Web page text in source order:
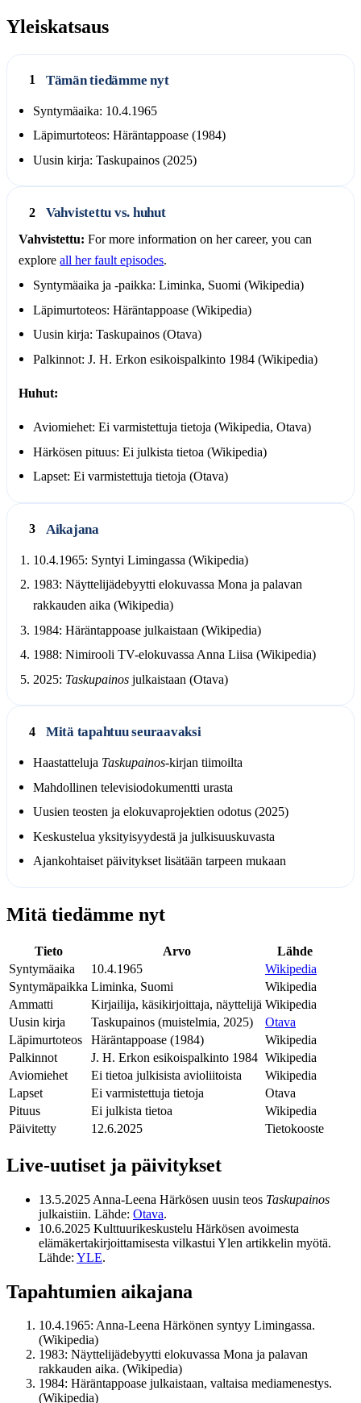
Yleiskatsaus
1 Tämän tiedämme nyt
Syntymäaika: 10.4.1965
Läpimurtoteos: Häräntappoase (1984)
Uusin kirja: Taskupainos (2025)
2
Vahvistettu vs. huhut
Vahvistettu: For more information on her career, you can
exploreall her fault episodes.
Syntymäaika ja -paikka: Liminka, Suomi (Wikipedia)
Läpimurtoteos: Häräntappoase (Wikipedia)
Uusin kirja: Taskupainos (Otava)
Palkinnot: J. H. Erkon esikoispalkinto 1984 (Wikipedia)
Huhut:
Aviomiehet: Ei varmistettuja tietoja (Wikipedia, Otava)
Härkösen pituus: Ei julkista tietoa (Wikipedia)
Lapset: Ei varmistettuja tietoja (Otava)
3 Aikajana
10.4.1965: Syntyi Limingassa (Wikipedia)
1983: Näyttelijädebyytti elokuvassa Mona ja palavan
rakkauden aika (Wikipedia)
1984: Häräntappoase julkaistaan (Wikipedia)
1988: Nimirooli TV-elokuvassa Anna Liisa (Wikipedia)
2025: Taskupainosjulkaistaan (Otava)
4 Mitä tapahtuu seuraavaksi
Haastatteluja Taskupainos-kirjan tiimoilta
Mahdollinen televisiodokumentti urasta
Uusien teosten ja elokuvaprojektien odotus (2025)
Keskustelua yksityisyydestä ja julkisuuskuvasta
Ajankohtaiset päivitykset lisätään tarpeen mukaan
Mitä tiedämme nyt
Tieto Arvo
Lähde
Syntymäaika
10.4.1965
Wikipedia
Syntymäpaikka Liminka, Suomi
Wikipedia
Ammatti
Kirjailija, käsikirjoittaja, näyttelijä Wikipedia
Uusin kirja
Taskupainos (muistelmia, 2025)
Otava
Läpimurtoteos
Häräntappoase (1984)
Wikipedia
Palkinnot
J. H. Erkon esikoispalkinto 1984 Wikipedia
Aviomiehet
Ei tietoa julkisista avioliitoista
Wikipedia
Lapset
Ei varmistettuja tietoja
Otava
Pituus
Ei julkista tietoa
Wikipedia
Päivitetty
12.6.2025 Tietokooste
Live-uutiset ja päivitykset
13.5.2025 Anna-Leena Härkösen uusin teos Taskupainos
julkaistiin. Lähde: Otava.
10.6.2025 Kulttuurikeskustelu Härkösen avoimesta
elämäkertakirjoittamisesta vilkastui Ylen artikkelin myötä.
Lähde: YLE.
Tapahtumien aikajana
10.4.1965: Anna-Leena Härkönen syntyy Limingassa.
(Wikipedia)
1983: Näyttelijädebyytti elokuvassa Mona ja palavan
rakkauden aika. (Wikipedia)
1984: Häräntappoase julkaistaan, valtaisa mediamenestys.
(Wikipedia)